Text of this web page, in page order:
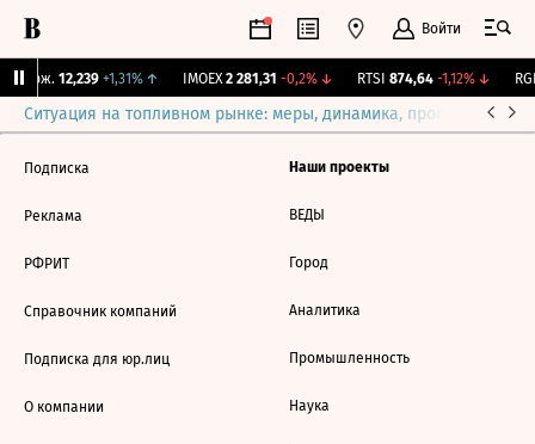
Войти
Бирж. 12,239 +1,31%↑ IMOEX 2 281,31 -0,2%↓ RTSI 874,64 -1,12%↓
Ситуация на топливном рынке: меры, динамика, прогнозы
Подписка
Реклама
РФРИТ
Справочник компаний
Подписка для юр.лиц
О компании
Наши проекты
ВЕДЫ
Город
Аналитика
Промышленность
Наука